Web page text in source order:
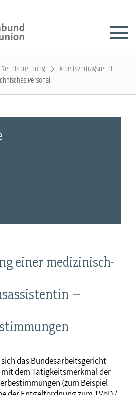
Rechtsprechung
Arbeitsvertragsrecht
Personal
einer medizinisch-
–
das Bundesarbeitsgericht
mit dem Tätigkeitsmerkmal der
(zum Beispiel